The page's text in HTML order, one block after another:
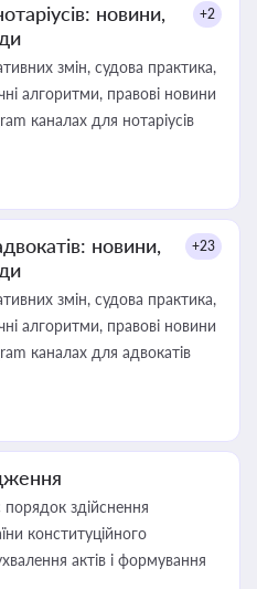
новини,
+2
змін, судова практика,
алгоритми, правові новини
каналах для нотаріусів
новини,
+23
змін, судова практика,
алгоритми, правові новини
каналах для адвокатів
здійснення
конституційного
актів і формування